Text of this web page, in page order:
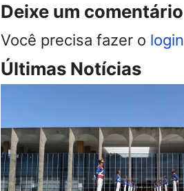
Deixe um comentário
Você precisa fazer o login
Últimas Notícias